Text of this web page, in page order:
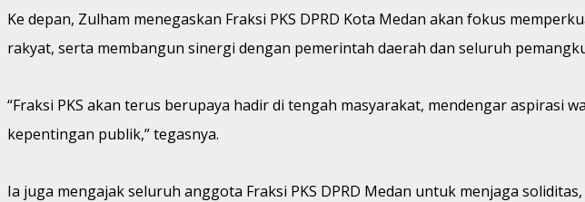
Ke depan, Zulham menegaskan Fraksi PKS DPRD Kota Medan akan fokus
rakyat, serta membangun sinergi dengan pemerintah daerah dan seluruh
“Fraksi PKS akan terus berupaya hadir di tengah masyarakat, mendengar aspirasi
kepentingan publik,” tegasnya.
Ia juga mengajak seluruh anggota Fraksi PKS DPRD Medan untuk menjaga